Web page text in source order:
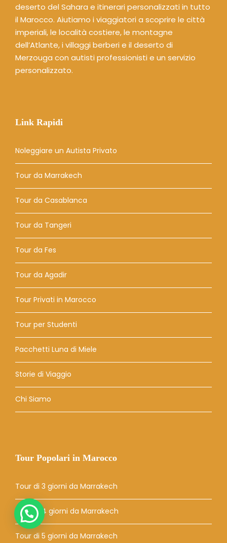
deserto del Sahara e itinerari personalizzati in tutto
il Marocco. Aiutiamo i viaggiatori a scoprire le città
imperiali, le località costiere, le montagne
dell’Atlante, i villaggi berberi e il deserto di
Merzouga con autisti professionisti e un servizio
personalizzato.
Link Rapidi
Noleggiare un Autista Privato
Tour da Marrakech
Tour da Casablanca
Tour da Tangeri
Tour da Fes
Tour da Agadir
Tour Privati ​​in Marocco
Tour per Studenti
Pacchetti Luna di Miele
Storie di Viaggio
Chi Siamo
Tour Popolari in Marocco
Tour di 3 giorni da Marrakech
Tour di 4 giorni da Marrakech
Tour di 5 giorni da Marrakech